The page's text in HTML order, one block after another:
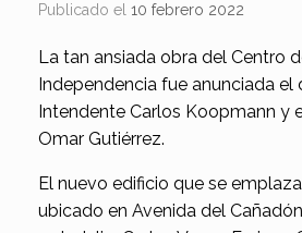
Publicado el 10 febrero 2022
La tan ansiada obra del Centro
Independencia fue anunciada el
Intendente Carlos Koopmann y
Omar Gutiérrez.
El nuevo edificio que se
ubicado en Avenida del